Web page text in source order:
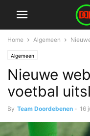
Home Algemeen
Algemeen
Nieuwe
voetbal
By Team Doordebenen - 16